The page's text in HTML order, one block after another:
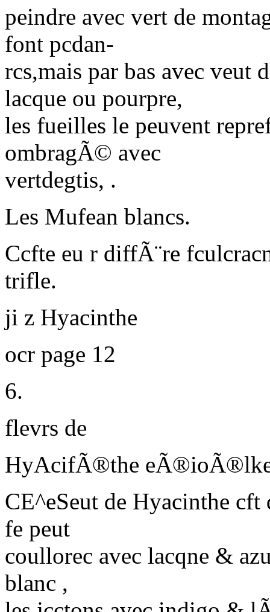
peindre avec vert de
font pcdan-
rcs,mais par bas avec veut
lacque ou pourpre,
les fueilles le peuvent
ombragÃ© avec
vertdegtis, .
Les Mufean blancs.
Ccfte eu r diffÃ¨re
trifle.
ji z Hyacinthe
ocr page 12
6.
flevrs de
HyAcifÃ®the
CE^eSeut de Hyacinthe
fe peut
coullorec avec lacqne &
blanc ,